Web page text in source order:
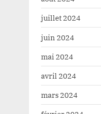
juillet 2024
juin 2024
mai 2024
avril 2024
mars 2024